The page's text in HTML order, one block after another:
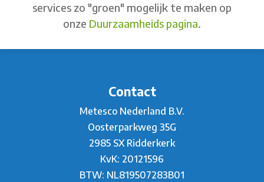
services zo "groen" mogelijk te maken op
onze Duurzaamheids pagina.
Contact
Metesco Nederland B.V.
Oosterparkweg 35G
2985 SX Ridderkerk
KvK: 20121596
BTW: NL819507283B01